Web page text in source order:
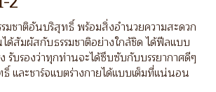
มชาติอันบริสุทธิ์ พร้อมสิ่งอำนวยความสะดวก
ด้สัมผัสกับธรรมชาติอย่างใกล้ชิด ได้ฟีลแบบ
รับรองว่าทุกท่านจะได้ซึบซับกับบรรยากาศดีๆ
และชาร์จแบตร่างกายได้แบบเต็มที่แน่นอน